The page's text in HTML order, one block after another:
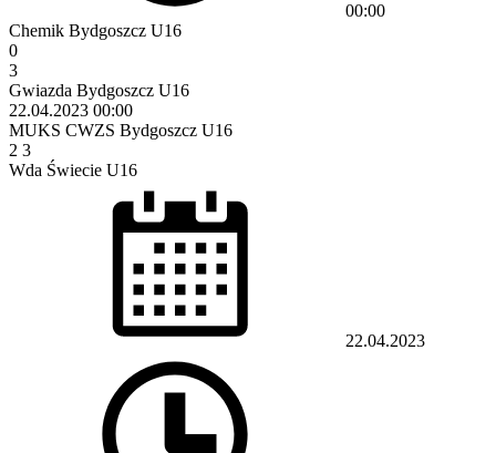
00:00
Chemik Bydgoszcz U16
0
3
Gwiazda Bydgoszcz U16
22.04.2023 00:00
MUKS CWZS Bydgoszcz U16
2 3
Wda Świecie U16
22.04.2023